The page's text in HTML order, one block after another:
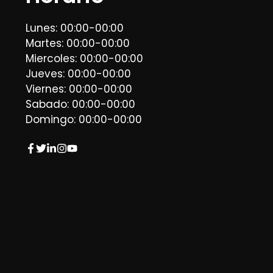
Lunes: 00:00-00:00
Martes: 00:00-00:00
Miercoles: 00:00-00:00
Jueves: 00:00-00:00
Viernes: 00:00-00:00
Sabado: 00:00-00:00
Domingo: 00:00-00:00